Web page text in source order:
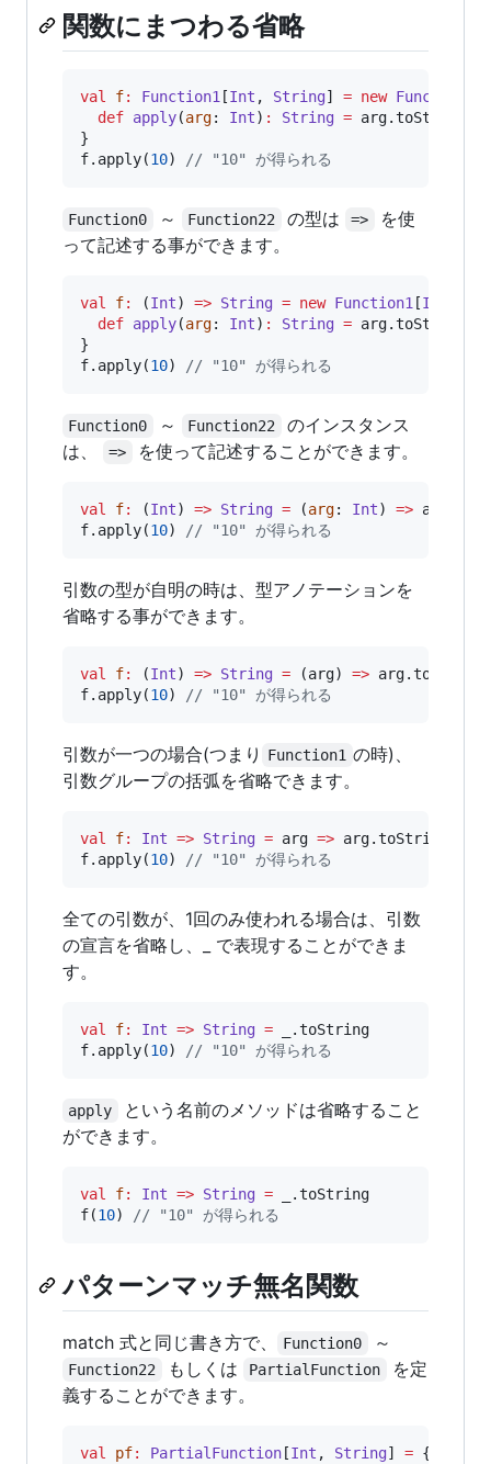
関数にまつわる省略
val f: Function1 [Int , String] = new Function1
def apply(arg: Int) : String = arg.toString
}
f.apply(10) // "10" が得られる
Function0 ～ Function22 の型は =>
を使
って記述する事ができます。
val f: (Int) => String = new Function1 [Int
def apply(arg: Int) : String = arg.toString
}
f.apply(10) // "10" が得られる
Function0 ～ Function22
のインスタンス
は、
=> を使って記述することができます。
val f: (Int) => String = (arg: Int) =>
f.apply(10) // "10" が得られる
引数の型が自明の時は、型アノテーションを
省略する事ができます。
val f: (Int) => String = (arg) => arg.toString
f.apply(10) // "10" が得られる
引数が一つの場合(つまり Function1 の時)、
引数グループの括弧を省略できます。
val f: Int => String = arg => arg.toString
f.apply(10) // "10" が得られる
全ての引数が、1回のみ使われる場合は、引数
の宣言を省略し、_ で表現することができま
す。
val f: Int => String = _.toString
f.apply(10) // "10" が得られる
apply
という名前のメソッドは省略すること
ができます。
val f: Int => String = _.toString
f(10) // "10" が得られる
パターンマッチ無名関数
match 式と同じ書き方で、 Function0 ～
Function22 もしくは PartialFunction
を定
義することができます。
val pf: PartialFunction [Int , String] = {